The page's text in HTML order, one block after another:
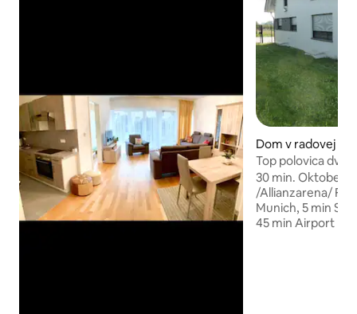
Dom v radovej
este Röhrmoos
Top polovica
výbehu
30 min.
/Allianzarena/
Munich, 5 min S-Bahn S2 Hebertshausen.
45 min Airport